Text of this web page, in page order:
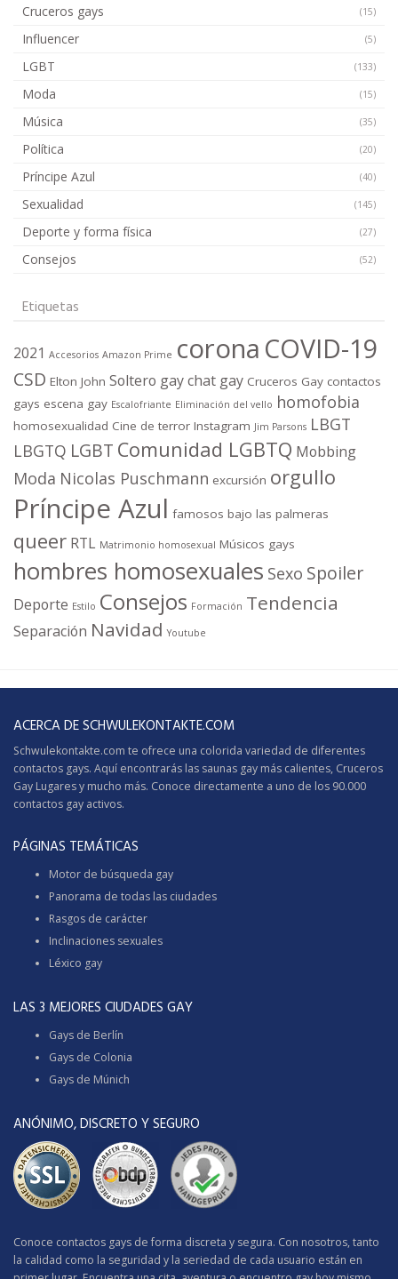
Cruceros gays (15)
Influencer (5)
LGBT (133)
Moda (15)
Música (35)
Política (20)
Príncipe Azul (40)
Sexualidad (145)
Deporte y forma física (27)
Consejos (52)
Etiquetas
2021 Accesorios Amazon Prime corona COVID-19
CSD Elton John Soltero gaychat gay Cruceros Gay contactos
gays escena gay Escalofriante Eliminación del vello homofobia
homosexualidad Cine de terror Instagram Jim Parsons LBGT
LBGTQ LGBT Comunidad LGBTQ Mobbing
Moda Nicolas Puschmann excursión orgullo
Príncipe Azul famosos bajo las palmeras
queer RTL Matrimonio homosexual Músicos gays
hombres homosexuales Sexo Spoiler
Deporte Estilo Consejos Formación Tendencia
Separación Navidad Youtube
ACERCA DE SCHWULEKONTAKTE.COM
Schwulekontakte.com te ofrece una colorida variedad de diferentes
contactos gays. Aquí encontrarás las saunas gay más calientes, Cruceros
Gay Lugares y mucho más. Conoce directamente a uno de los 90.000
contactos gay activos.
PÁGINAS TEMÁTICAS
Motor de búsqueda gay
Panorama de todas las ciudades
Rasgos de carácter
Inclinaciones sexuales
Léxico gay
LAS 3 MEJORES CIUDADES GAY
Gays de Berlín
Gays de Colonia
Gays de Múnich
ANÓNIMO, DISCRETO Y SEGURO
Conoce contactos gays de forma discreta y segura. Con nosotros, tanto
la calidad como la seguridad y la seriedad de cada usuario están en